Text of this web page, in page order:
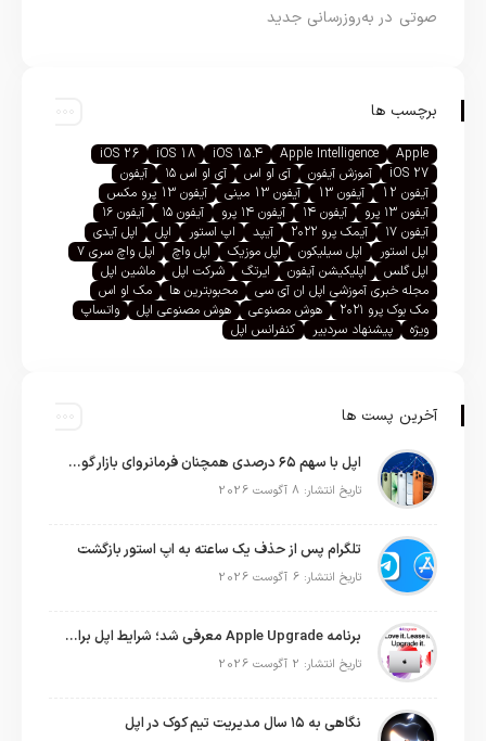
صوتی در به‌روزرسانی جدید
برچسب ها
Apple
Apple Intelligence
iOS 15.4
iOS 18
iOS 26
iOS 27
آموزش آیفون آی او اس آی او اس ۱۵
آیفون
آیفون 12
آیفون 13 آیفون 13 مینی
آیفون 13 پرو مکس
آیفون ۱۳ پرو
آیفون ۱۴ آیفون ۱۴ پرو آیفون ۱۵
آیفون ۱۶
آیفون ۱۷
آیمک پرو ۲۰۲۲ آیپد اپ استور اپل
اپل آیدی
اپل استور
اپل سیلیکون اپل موزیک اپل واچ
اپل واچ سری ۷
اپل گلس
اپلیکیشن آیفون ایرتگ شرکت اپل
ماشین اپل
مجله خبری آموزشی اپل ان آی سی
محبوبترین ها
مک او اس
مک بوک پرو ۲۰۲۱
هوش مصنوعی هوش مصنوعی اپل
واتساپ
ویژه
پیشنهاد سردبیر کنفرانس اپل
آخرین پست ها
اپل با سهم ۶۵ درصدی همچنان فرمانروای بازار گوشی‌های پریمیوم جهان است
تاریخ انتشار: 8 آگوست 2026
تلگرام پس از حذف یک ساعته به اپ استور بازگشت
تاریخ انتشار: 6 آگوست 2026
برنامه Apple Upgrade معرفی شد؛ شرایط اپل برای اجاره آیفون، آیپد، مک و اپل واچ
تاریخ انتشار: 2 آگوست 2026
نگاهی به ۱۵ سال مدیریت تیم کوک در اپل